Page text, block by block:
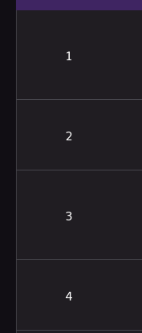
1
2
3
4